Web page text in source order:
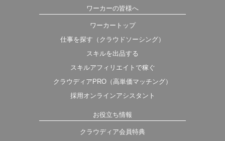
ワーカーの皆様へ
ワーカートップ
仕事を探す（クラウドソーシング）
スキルを出品する
スキルアフィリエイトで稼ぐ
クラウディアPRO（高単価マッチング）
採用オンラインアシスタント
お役立ち情報
クラウディア会員特典